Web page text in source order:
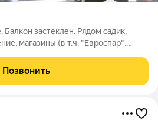
застеклен. Рядом садик,
магазины (в т.ч. "Евроспар",
Позвонить